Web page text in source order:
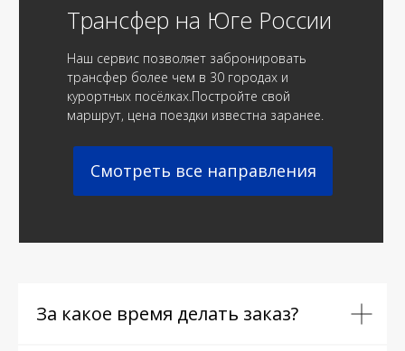
Трансфер на Юге России
Наш сервис позволяет забронировать
трансфер более чем в 30 городах и
курортных посёлках.Постройте свой
маршрут, цена поездки известна заранее.
Смотреть все направления
За какое время делать заказ?